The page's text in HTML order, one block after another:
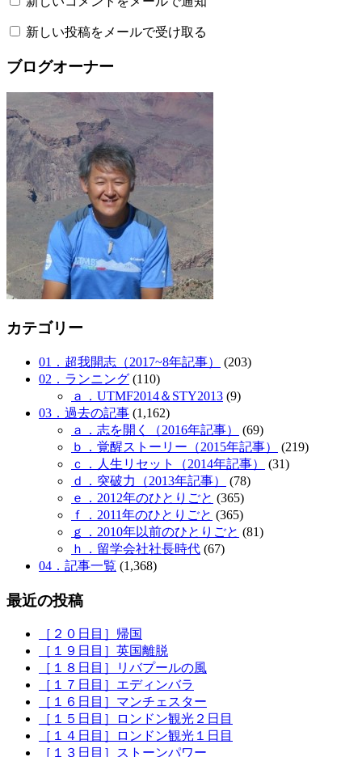
新しい投稿をメールで受け取る
ブログオーナー
カテゴリー
01．超我開志（2017~8年記事）
(203)
02．ランニング (110)
ａ．UTMF2014＆STY2013 (9)
03．過去の記事 (1,162)
ａ．志を開く（2016年記事）
(69)
ｂ．覚醒ストーリー（2015年記事）
(219)
ｃ．人生リセット（2014年記事）
(31)
ｄ．突破力（2013年記事）
(78)
ｅ．2012年のひとりごと (365)
ｆ．2011年のひとりごと (365)
ｇ．2010年以前のひとりごと (81)
ｈ．留学会社社長時代 (67)
04．記事一覧 (1,368)
最近の投稿
［２０日目］帰国
［１９日目］英国離脱
［１８日目］リバプールの風
［１７日目］エディンバラ
［１６日目］マンチェスター
［１５日目］ロンドン観光２日目
［１４日目］ロンドン観光１日目
［１３日目］ストーンパワー